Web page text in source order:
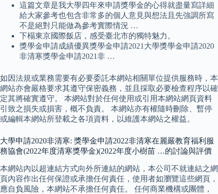
這篇文章是我大學四年來申請獎學金的心得就盡量寫詳細
給大家參考也包含非常多的個人意見與想法且先強調所寫
不是絕對只能做為參考實際情況 …
下榻東京國際飯店，感受臺北市的獨特魅力。
獎學金申請成績優異獎學金申請2021大學獎學金申請2020
非清寒獎學金申請2021非 …
如因法規或業務需要有必要委託本網站相關單位提供服務時，本
網站亦會嚴格要求其遵守保密義務，並且採取必要檢查程序以確
定其將確實遵守。 本網站對於任何使用或引用本網站網頁資料
引致之損失或損害，概不負責。 本網站亦有權隨時刪除、暫停
或編輯本網站所登載之各項資料，以維護本網站之權益。
大學申請2020非清寒: 獎學金申請2022非清寒在麗嚴教育福利服
務協會(2022年度清寒獎學金)(2022年度小樹苗 …的討論與評價
本網站內以超連結方式向外所連結的網站，本公司不就連結之網
頁內容作出任何保證或承擔任何責任，使用者如瀏覽這些網頁，
應自負風險，本網站不承擔任何責任。 任何商業機構或團體，